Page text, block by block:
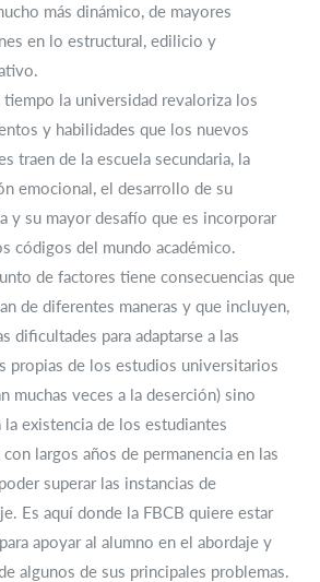
más dinámico, de mayores
en lo estructural, edilicio y
la universidad revaloriza los
y habilidades que los nuevos
traen de la escuela secundaria, la
emocional, el desarrollo de su
y su mayor desafío que es incorporar
códigos del mundo académico.
de factores tiene consecuencias que
de diferentes maneras y que incluyen,
dificultades para adaptarse a las
propias de los estudios universitarios
muchas veces a la deserción) sino
la existencia de los estudiantes
con largos años de permanencia en las
superar las instancias de
Es aquí donde la FBCB quiere estar
apoyar al alumno en el abordaje y
algunos de sus principales problemas.